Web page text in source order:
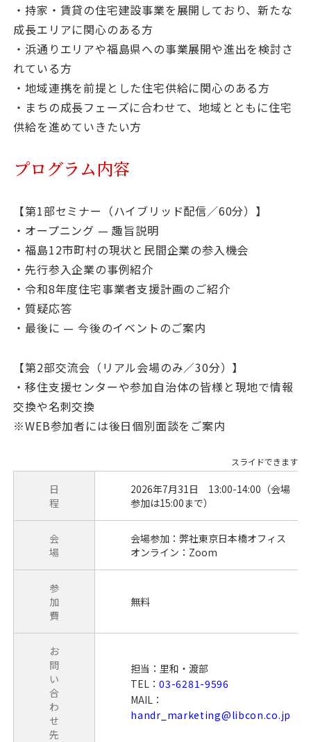
・持家・賃貸の住宅建設事業を展開しており、新たな
成長エリアに関心のある方
・浜通りエリアや福島県への事業展開や進出を検討さ
れている方
・地域連携を前提とした住宅供給に関心のある方
・まちの成長フェーズに合わせて、地域とともに住宅
供給を進めていきたい方
プログラム内容
【第1部セミナー（ハイブリッド配信／60分）】
・オープニング — 趣旨説明
・福島12市町村の現状と民間企業の参入機会
・先行参入企業の事例紹介
・令和8年度住宅事業者支援計画のご紹介
・質疑応答
・最後に — 今後のイベントのご案内
【第2部交流会（リアル会場のみ／30分）】
・移住支援センターや参加自治体の皆様と現地で情報
交換や名刺交換
※WEB参加者には後日個別面談をご案内
日
程
2026年7月31日 13:00-14:00（会場
参加は15:00まで）
会
場
会場参加：弊社東京日本橋オフィス
オンライン：Zoom
参
加
費
無料
お
問
い
合
わ
せ
先
担当：里和・渡部
TEL：03-6281-9596
MAIL：
handr_marketing@libcon.co.jp